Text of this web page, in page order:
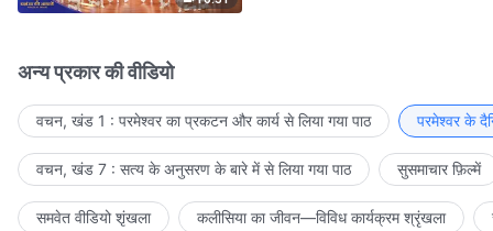
अन्य प्रकार की वीडियो
वचन, खंड 1 : परमेश्वर का प्रकटन और कार्य से लिया गया पाठ परमेश्वर के
वचन, खंड 7 : सत्य के अनुसरण के बारे में से लिया गया पाठ सुसमाचार फ़िल्में
समवेत वीडियो शृंखला कलीसिया का जीवन—विविध कार्यक्रम श्रृंखला